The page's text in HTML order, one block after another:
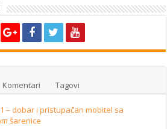
Komentari Tagovi
– dobar i pristupačan mobitel sa
šarenice